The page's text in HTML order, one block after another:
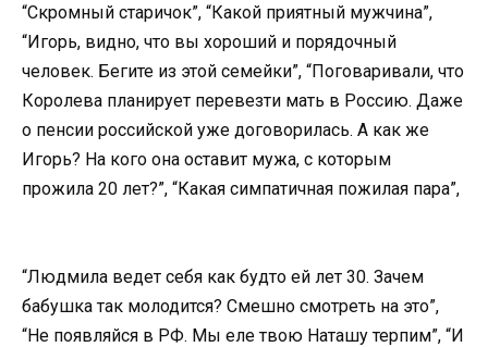
“Скромный старичок”, “Какой приятный мужчина”,
“Игорь, видно, что вы хороший и порядочный
человек. Бегите из этой семейки”, “Поговаривали, что
Королева планирует перевезти мать в Россию. Даже
о пенсии российской уже договорилась. А как же
Игорь? На кого она оставит мужа, с которым
прожила 20 лет?”, “Какая симпатичная пожилая пара”,
“Людмила ведет себя как будто ей лет 30. Зачем
бабушка так молодится? Смешно смотреть на это”,
“Не появляйся в РФ. Мы еле твою Наташу терпим”, “И